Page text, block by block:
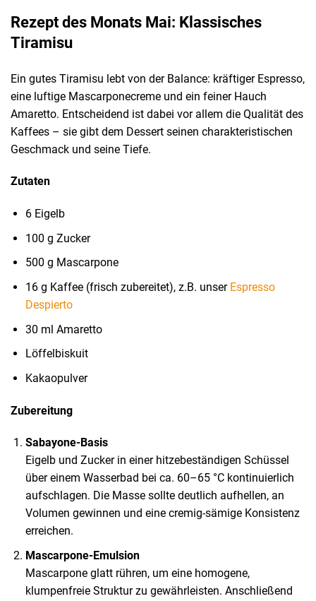
Rezept des Monats Mai: Klassisches
Tiramisu
Ein gutes Tiramisu lebt von der Balance: kräftiger Espresso,
eine luftige Mascarponecreme und ein feiner Hauch
Amaretto. Entscheidend ist dabei vor allem die Qualität des
Kaffees – sie gibt dem Dessert seinen charakteristischen
Geschmack und seine Tiefe.
Zutaten
6 Eigelb
100 g Zucker
500 g Mascarpone
16 g Kaffee (frisch zubereitet), z.B. unser Espresso
Despierto
30 ml Amaretto
Löffelbiskuit
Kakaopulver
Zubereitung
Sabayone-Basis
Eigelb und Zucker in einer hitzebeständigen Schüssel
über einem Wasserbad bei ca. 60–65 °C kontinuierlich
aufschlagen. Die Masse sollte deutlich aufhellen, an
Volumen gewinnen und eine cremig-sämige Konsistenz
erreichen.
Mascarpone-Emulsion
Mascarpone glatt rühren, um eine homogene,
klumpenfreie Struktur zu gewährleisten. Anschließend